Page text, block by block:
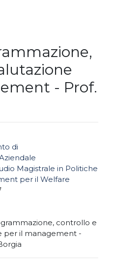
- Prof.
di
Magistrale in Politiche
per il Welfare
controllo e
per il management -